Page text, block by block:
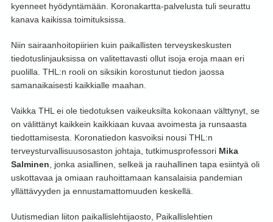
kyenneet hyödyntämään. Koronakartta-palvelusta tuli seurattu
kanava kaikissa toimituksissa.
Niin sairaanhoitopiirien kuin paikallisten terveyskeskusten
tiedotuslinjauksissa on valitettavasti ollut isoja eroja maan eri
puolilla. THL:n rooli on siksikin korostunut tiedon jaossa
samanaikaisesti kaikkialle maahan.
Vaikka THL ei ole tiedotuksen vaikeuksilta kokonaan välttynyt, se
on välittänyt kaikkein kaikkiaan kuvaa avoimesta ja runsaasta
tiedottamisesta. Koronatiedon kasvoiksi nousi THL:n
terveysturvallisuusosaston johtaja, tutkimusprofessori Mika
Salminen , jonka asiallinen, selkeä ja rauhallinen tapa esiintyä oli
uskottavaa ja omiaan rauhoittamaan kansalaisia pandemian
yllättävyyden ja ennustamattomuuden keskellä.
Uutismedian liiton paikallislehtijaosto, Paikallislehtien